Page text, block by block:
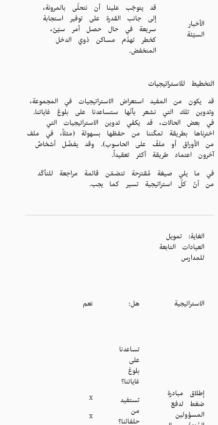
الأخبار
السيّئة
قد يتوجّب علينا أن نتحلّى بالمرونة،
إلى جانب القدرة على توفير استجابة
سريعة في حال حصل أمر سيّئ،
كخطر تهدّم مساكن ذوي الدخل
المنخفض.
التخطيط للاستراتيجيات
قد يكون من المفيد استعراض الاستراتيجيات في المجموعة،
وتدوين تلك التي نشعر بأنّها ستساعدنا على بلوغ غاياتنا.
في بعض الحالات، قد يكفي تدوين الاستراتيجيات التي
اخترناها بطريقة تمكّننا من حفظها بسهولة (مثلاً، في ملف
من الأوراق أو ملفّ على الحاسوب). وقد يفضّل أشخاصٌ
آخرون اعتماد طريقة أكثر تعقيداً.
في ما يلي صيغة مُقترَحة تتضمّن قائمة مراجعة للتأكّد
من أنّ كلّ استراتيجية تسير كما يجب.
الغاية: تمويل
العيادات التابعة
للمدارس
الاستراتيجية هل: نعم
إطلاق مبادرة
ضغط لدفع
المسؤولين
تساعدنا
على
بلوغ
غاياتنا؟
تستفيد
من
X
X